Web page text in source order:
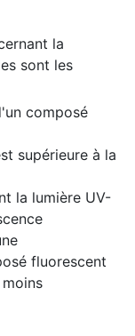
la
sont les
composé
supérieure à la
la lumière UV-
fluorescent